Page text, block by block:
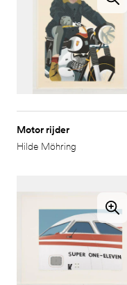
Motor rijder
Hilde Möhring